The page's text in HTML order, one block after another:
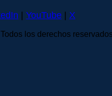
| YouTube | X
los derechos reservados